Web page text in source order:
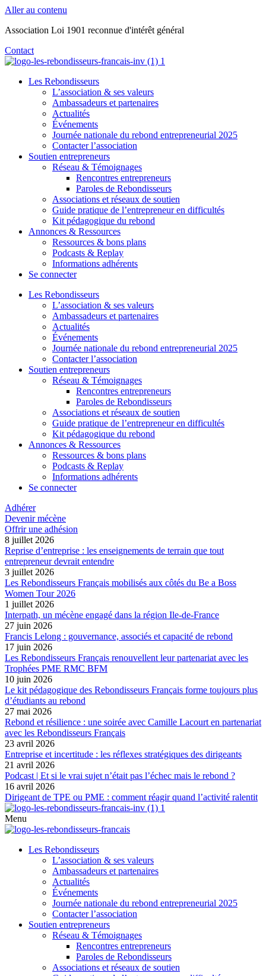
Aller au contenu
Association Loi 1901 reconnue d'intérêt général
Contact
Les Rebondisseurs
L’association & ses valeurs
Ambassadeurs et partenaires
Actualités
Événements
Journée nationale du rebond entrepreneurial 2025
Contacter l’association
Soutien entrepreneurs
Réseau & Témoignages
Rencontres entrepreneurs
Paroles de Rebondisseurs
Associations et réseaux de soutien
Guide pratique de l’entrepreneur en difficultés
Kit pédagogique du rebond
Annonces & Ressources
Ressources & bons plans
Podcasts & Replay
Informations adhérents
Se connecter
Les Rebondisseurs
L’association & ses valeurs
Ambassadeurs et partenaires
Actualités
Événements
Journée nationale du rebond entrepreneurial 2025
Contacter l’association
Soutien entrepreneurs
Réseau & Témoignages
Rencontres entrepreneurs
Paroles de Rebondisseurs
Associations et réseaux de soutien
Guide pratique de l’entrepreneur en difficultés
Kit pédagogique du rebond
Annonces & Ressources
Ressources & bons plans
Podcasts & Replay
Informations adhérents
Se connecter
Adhérer
Devenir mécène
Offrir une adhésion
8 juillet 2026
Reprise d’entreprise : les enseignements de terrain que tout
entrepreneur devrait entendre
3 juillet 2026
Les Rebondisseurs Français mobilisés aux côtés du Be a Boss
Women Tour 2026
1 juillet 2026
Interpath, un mécène engagé dans la région Ile-de-France
27 juin 2026
Francis Lelong : gouvernance, associés et capacité de rebond
17 juin 2026
Les Rebondisseurs Français renouvellent leur partenariat avec les
Trophées PME RMC BFM
10 juin 2026
Le kit pédagogique des Rebondisseurs Français forme toujours plus
d’étudiants au rebond
27 mai 2026
Rebond et résilience : une soirée avec Camille Lacourt en partenariat
avec les Rebondisseurs Français
23 avril 2026
Entreprise et incertitude : les réflexes stratégiques des dirigeants
21 avril 2026
Podcast | Et si le vrai sujet n’était pas l’échec mais le rebond ?
16 avril 2026
Dirigeant de TPE ou PME : comment réagir quand l’activité ralentit
Menu
Les Rebondisseurs
L’association & ses valeurs
Ambassadeurs et partenaires
Actualités
Événements
Journée nationale du rebond entrepreneurial 2025
Contacter l’association
Soutien entrepreneurs
Réseau & Témoignages
Rencontres entrepreneurs
Paroles de Rebondisseurs
Associations et réseaux de soutien